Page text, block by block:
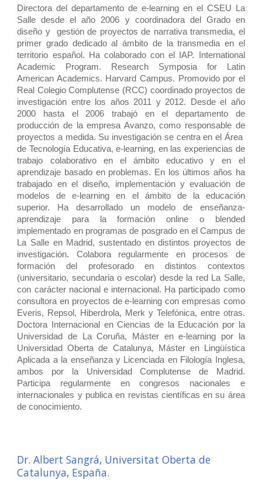
Directora del departamento de e-learning en el CSEU La
Salle desde el año 2006 y coordinadora del Grado en
diseño y gestión de proyectos de narrativa transmedia, el
primer grado dedicado al ámbito de la transmedia en el
territorio español. Ha colaborado con el IAP. International
Academic Program. Research Symposia for Latin
American Academics. Harvard Campus. Promovido por el
Real Colegio Complutense (RCC) coordinado proyectos de
investigación entre los años 2011 y 2012. Desde el año
2000 hasta el 2006 trabajó en el departamento de
producción de la empresa Avanzo, como responsable de
proyectos a medida. Su investigación se centra en el Área
de Tecnología Educativa, e-learning, en las experiencias de
trabajo colaborativo en el ámbito educativo y en el
aprendizaje basado en problemas. En los últimos años ha
trabajado en el diseño, implementación y evaluación de
modelos de e-learning en el ámbito de la educación
superior. Ha desarrollado un modelo de enseñanza-
aprendizaje para la formación online o blended
implementado en programas de posgrado en el Campus de
La Salle en Madrid, sustentado en distintos proyectos de
investigación. Colabora regularmente en procesos de
formación del profesorado en distintos contextos
(universitario, secundaria o escolar) desde la red La Salle,
con carácter nacional e internacional. Ha participado como
consultora en proyectos de e-learning con empresas como
Everis, Repsol, Hiberdrola, Merk y Telefónica, entre otras.
Doctora Internacional en Ciencias de la Educación por la
Universidad de La Coruña, Máster en e-learning por la
Universidad Oberta de Catalunya, Máster en Lingüística
Aplicada a la enseñanza y Licenciada en Filología Inglesa,
ambos por la Universidad Complutense de Madrid.
Participa regularmente en congresos nacionales e
internacionales y publica en revistas científicas en su área
de conocimiento.
Dr. Albert Sangrá, Universitat Oberta de
Catalunya, España.